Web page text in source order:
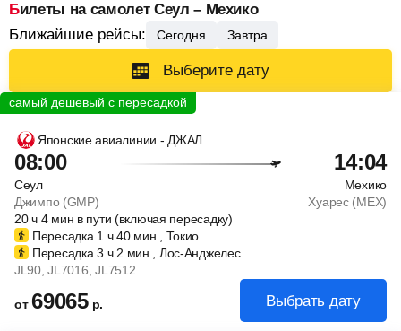
Билеты на самолет Сеул – Мехико
Ближайшие рейсы:
Сегодня Завтра
Выберите дату
Японские авиалинии - ДЖАЛ
08:00 14:04
Сеул
Мехико
Джимпо (GMP)
Хуарес (MEX)
20ч4 мин в пути (включая пересадку)
Пересадка 1 ч40 мин , Токио
Пересадка 3 ч2 мин , Лос-Анджелес
JL90, JL7016 , JL7512
от69065 р. Выбрать дату